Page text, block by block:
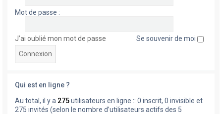
Mot de passe :
J’ai oublié mon mot de passe Se souvenir de moi
Qui est en ligne ?
Au total, il y a 275utilisateurs en ligne :: 0 inscrit, 0 invisible et
275 invités (selon le nombre d’utilisateurs actifs des 5